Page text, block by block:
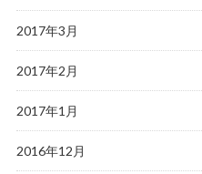
2017年3月
2017年2月
2017年1月
2016年12月